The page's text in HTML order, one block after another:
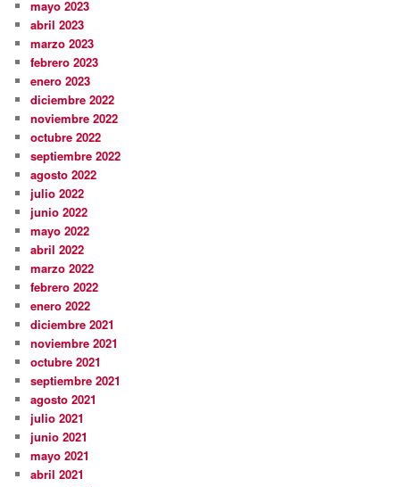
mayo 2023
abril 2023
marzo 2023
febrero 2023
enero 2023
diciembre 2022
noviembre 2022
octubre 2022
septiembre 2022
agosto 2022
julio 2022
junio 2022
mayo 2022
abril 2022
marzo 2022
febrero 2022
enero 2022
diciembre 2021
noviembre 2021
octubre 2021
septiembre 2021
agosto 2021
julio 2021
junio 2021
mayo 2021
abril 2021